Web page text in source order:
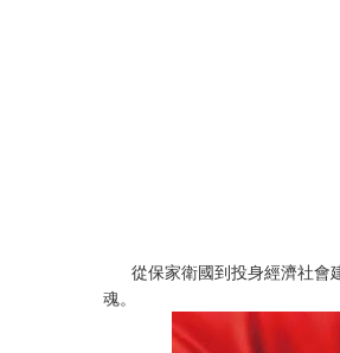
從保家衛國到投身經濟社會
魂。